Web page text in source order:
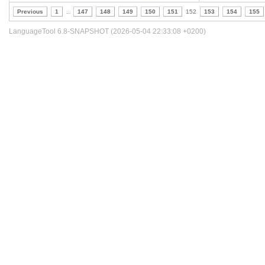
Previous 1 147 148 149 150 151 152 153 154 155
LanguageTool 6.8-SNAPSHOT (2026-05-04 22:33:08 +0200)